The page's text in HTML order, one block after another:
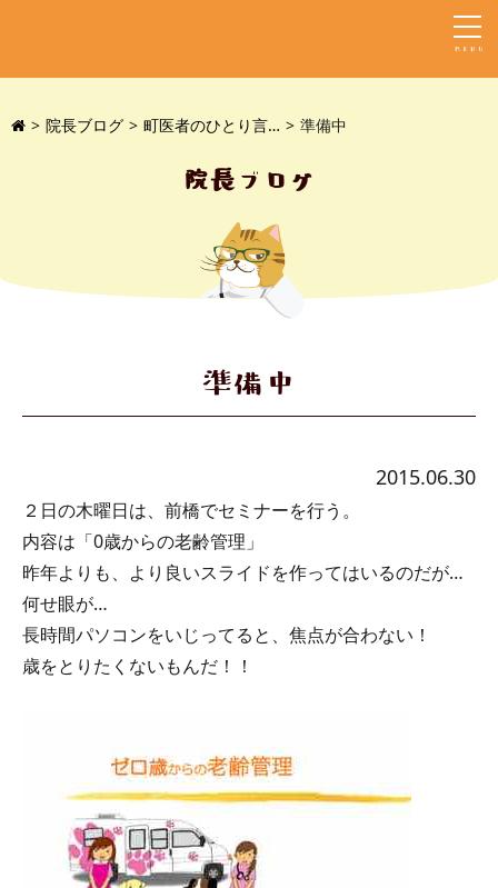
MENU
院長ブログ 町医者のひとり言… 準備中
院長ブログ
準備中
2015.06.30
２日の木曜日は、前橋でセミナーを行う。
内容は「0歳からの老齢管理」
昨年よりも、より良いスライドを作ってはいるのだが…
何せ眼が…
長時間パソコンをいじってると、焦点が合わない！
歳をとりたくないもんだ！！